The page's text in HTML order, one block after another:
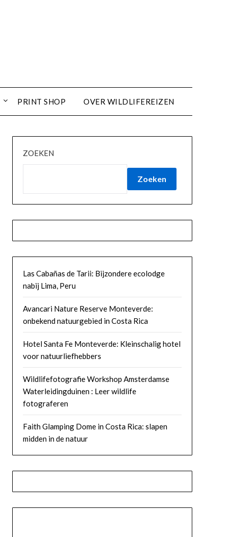
PRINT SHOP OVER WILDLIFEREIZEN
ZOEKEN
Zoeken
Las Cabañas de Tarii: Bijzondere ecolodge
nabij Lima, Peru
Avancari Nature Reserve Monteverde:
onbekend natuurgebied in Costa Rica
Hotel Santa Fe Monteverde: Kleinschalig hotel
voor natuurliefhebbers
Wildlifefotografie Workshop Amsterdamse
Waterleidingduinen : Leer wildlife
fotograferen
Faith Glamping Dome in Costa Rica: slapen
midden in de natuur